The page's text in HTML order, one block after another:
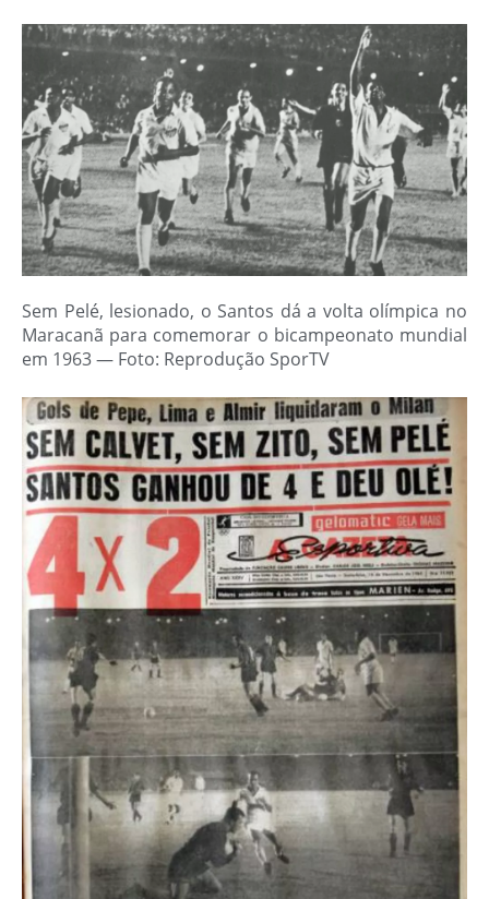
Sem Pelé, lesionado, o Santos dá a volta olímpica no
Maracanã para comemorar o bicampeonato mundial
em 1963 — Foto: Reprodução SporTV